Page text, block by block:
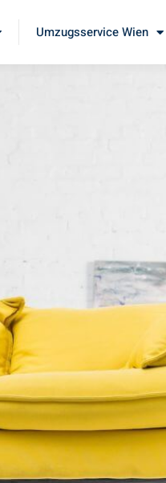
Umzugsservice Wien